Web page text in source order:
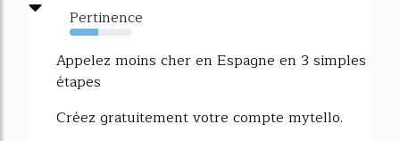
Pertinence
46%
Appelez moins cher en Espagne en 3 simples
étapes
Créez gratuitement votre compte mytello.